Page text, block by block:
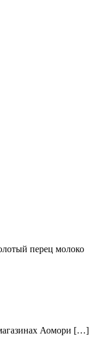
перец молоко
Аомори […]